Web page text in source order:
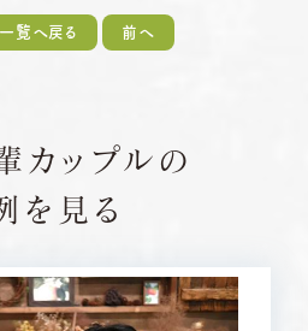
一覧へ戻る 前へ
カップルの
を見る